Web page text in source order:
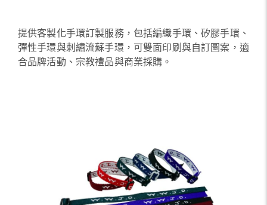
提供客製化手環訂製服務，包括編織手環、矽膠手環、
彈性手環與刺繡流蘇手環，可雙面印刷與自訂圖案，適
合品牌活動、宗教禮品與商業採購。